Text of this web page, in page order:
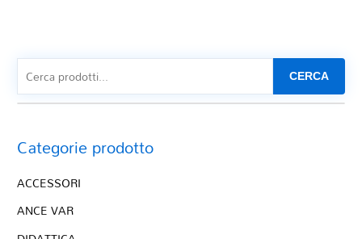
CERCA
Categorie prodotto
ACCESSORI
ANCE VAR